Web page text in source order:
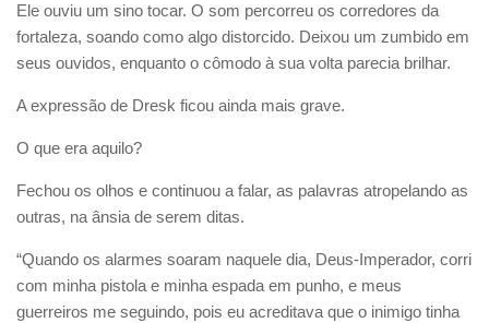
Ele ouviu um sino tocar. O som percorreu os corredores da
fortaleza, soando como algo distorcido. Deixou um zumbido em
seus ouvidos, enquanto o cômodo à sua volta parecia brilhar.
A expressão de Dresk ficou ainda mais grave.
O que era aquilo?
Fechou os olhos e continuou a falar, as palavras atropelando as
outras, na ânsia de serem ditas.
“Quando os alarmes soaram naquele dia, Deus-Imperador, corri
com minha pistola e minha espada em punho, e meus
guerreiros me seguindo, pois eu acreditava que o inimigo tinha